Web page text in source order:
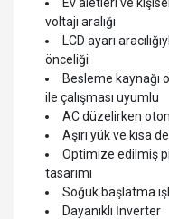
voltajı aralığı
LCD ayarı
önceliği
Besleme kaynağı
ile çalışması uyumlu
AC düzelirken
Aşırı yük ve kısa
Optimize edilmiş
tasarımı
Soğuk başlatma
Dayanıklı İnverter